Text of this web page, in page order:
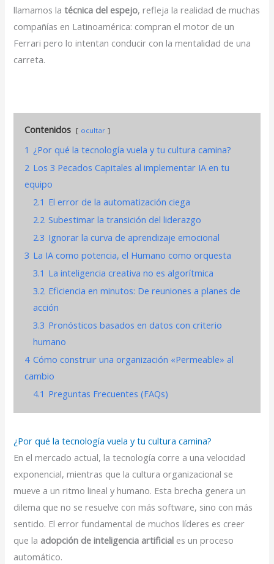
llamamos latécnica del espejo, refleja la realidad de muchas
compañías en Latinoamérica: compran el motor de un
Ferrari pero lo intentan conducir con la mentalidad de una
carreta.
Contenidos ocultar
1 ¿Por qué la tecnología vuela y tu cultura camina?
2 Los 3 Pecados Capitales al implementar IA en tu
equipo
2.1 El error de la automatización ciega
2.2 Subestimar la transición del liderazgo
2.3 Ignorar la curva de aprendizaje emocional
3 La IA como potencia, el Humano como orquesta
3.1 La inteligencia creativa no es algorítmica
3.2 Eficiencia en minutos: De reuniones a planes de
acción
3.3 Pronósticos basados en datos con criterio
humano
4 Cómo construir una organización «Permeable» al
cambio
4.1 Preguntas Frecuentes (FAQs)
¿Por qué la tecnología vuela y tu cultura camina?
En el mercado actual, la tecnología corre a una velocidad
exponencial, mientras que la cultura organizacional se
mueve a un ritmo lineal y humano. Esta brecha genera un
dilema que no se resuelve con más software, sino con más
sentido. El error fundamental de muchos líderes es creer
que la adopción de inteligencia artificial es un proceso
automático.